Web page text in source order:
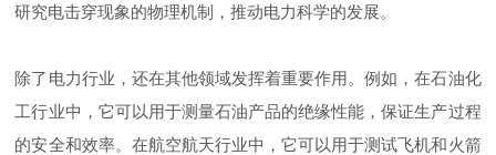
研究电击穿现象的物理机制，推动电力科学的发展。
除了电力行业，还在其他领域发挥着重要作用。例如，在石油化
工行业中，它可以用于测量石油产品的绝缘性能，保证生产过程
的安全和效率。在航空航天行业中，它可以用于测试飞机和火箭